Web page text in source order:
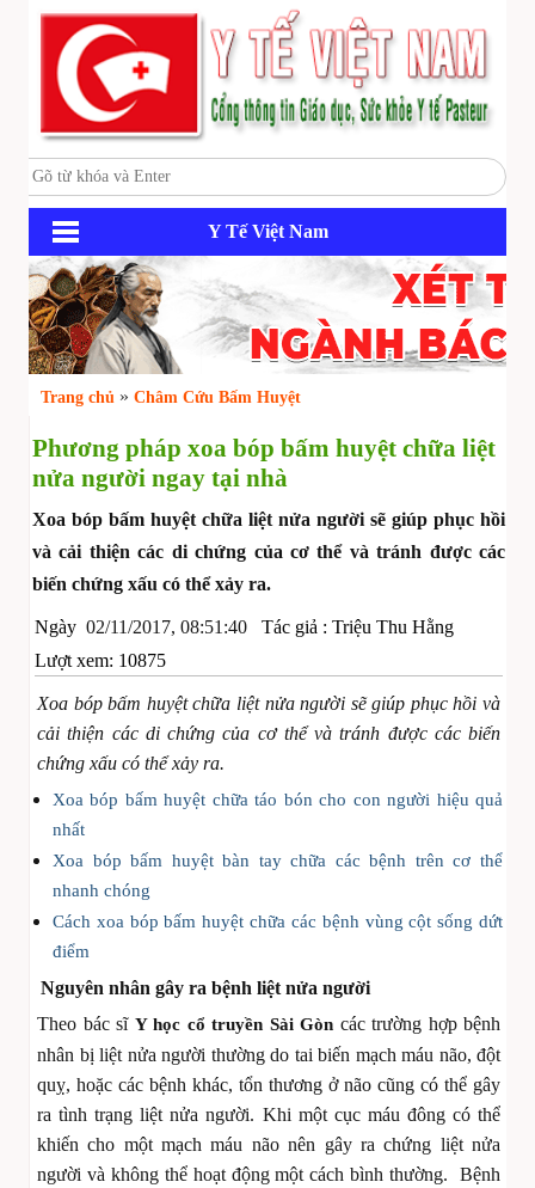
Y Tế Việt Nam
Trang chủ » Châm Cứu Bấm Huyệt
Phương pháp xoa bóp bấm huyệt chữa liệt
nửa người ngay tại nhà
Xoa bóp bấm huyệt chữa liệt nửa người sẽ giúp phục hồi
và cải thiện các di chứng của cơ thể và tránh được các
biến chứng xấu có thể xảy ra.
Ngày 02/11/2017, 08:51:40 Tác giả : Triệu Thu Hằng
Lượt xem: 10875
Xoa bóp bấm huyệt chữa liệt nửa người sẽ giúp phục hồi và
cải thiện các di chứng của cơ thể và tránh được các biến
chứng xấu có thể xảy ra.
Xoa bóp bấm huyệt chữa táo bón cho con người hiệu quả
nhất
Xoa bóp bấm huyệt bàn tay chữa các bệnh trên cơ thể
nhanh chóng
Cách xoa bóp bấm huyệt chữa các bệnh vùng cột sống dứt
điểm
Nguyên nhân gây ra bệnh liệt nửa người
Theo bác sĩ Y học cổ truyền Sài Gòn các trường hợp bệnh
nhân bị liệt nửa người thường do tai biến mạch máu não, đột
quỵ, hoặc các bệnh khác, tổn thương ở não cũng có thể gây
ra tình trạng liệt nửa người. Khi một cục máu đông có thể
khiến cho một mạch máu não nên gây ra chứng liệt nửa
người và không thể hoạt động một cách bình thường. Bệnh